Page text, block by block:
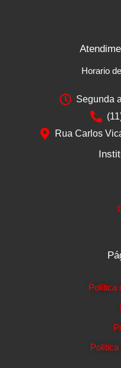
Horario
Segunda
Rua Carlos
Política
Política